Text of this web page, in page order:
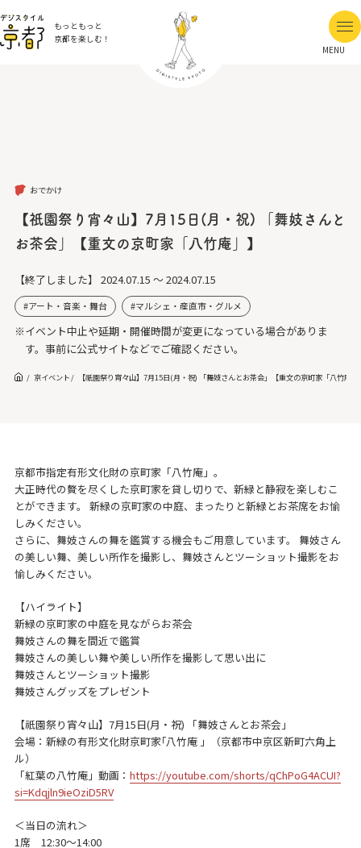
もっともっと
京都を楽しむ！
MENU
おでかけ
【祇園祭り宵々山】7月15日(月・祝) 「舞妓さんと
お茶会」【重文の京町家「八竹庵」】
【終了しました】 2024.07.15 ～ 2024.07.15
アート・音楽・舞台 マルシェ・産直市・グルメ
※イベント中止や延期・開催時間が変更になっている場合がありま
す。事前に公式サイトなどでご確認ください。
京イベント 【祇園祭り宵々山】7月15日(月・祝) 「舞妓さんとお茶会」【重文の京町家「八竹庵」
京都市指定有形文化財の京町家「八竹庵」。
大正時代の贅を尽くした京町家を貸し切りで、新緑と静寂を楽しむこ
とができます。 新緑の京町家の中庭、まったりと新緑とお茶席をお愉
しみください。
さらに、舞妓さんの舞を鑑賞する機会もご用意しています。 舞妓さん
の美しい舞、美しい所作を撮影し、舞妓さんとツーショット撮影をお
愉しみください。
【ハイライト】
新緑の京町家の中庭を見ながらお茶会
舞妓さんの舞を間近で鑑賞
舞妓さんの美しい舞や美しい所作を撮影して思い出に
舞妓さんとツーショット撮影
舞妓さんグッズをプレゼント
【祇園祭り宵々山】7月15日(月・祝) 「舞妓さんとお茶会」
会場：新緑の有形文化財京町家｢八竹庵 」（京都市中京区新町六角上
ル）
「紅葉の八竹庵」動画： https://youtube.com/shorts/qChPoG4ACUI?
si=Kdqjln9ieOziD5RV
＜当日の流れ＞
1席 12:30～14:00